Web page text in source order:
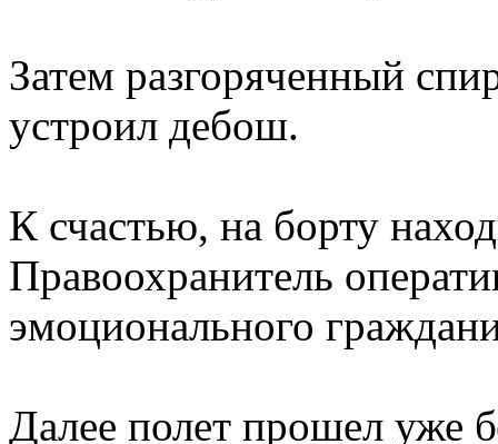
Затем разгоряченный
устроил дебош.
К счастью, на борту
Правоохранитель
эмоционального
Далее полет прошел уже